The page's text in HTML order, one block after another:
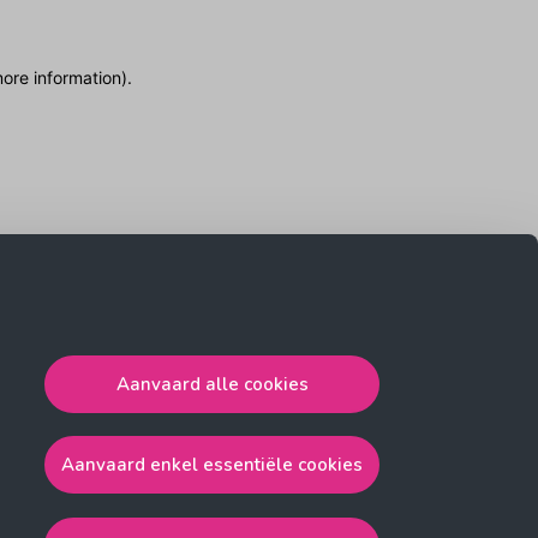
Aanvaard alle cookies
Aanvaard enkel essentiële cookies
information).